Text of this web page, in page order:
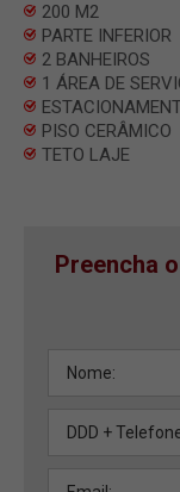
200 M2
PARTE INFERIOR
2 BANHEIROS
1 ÁREA DE
PISO CERÂMICO
TETO LAJE
Preencha